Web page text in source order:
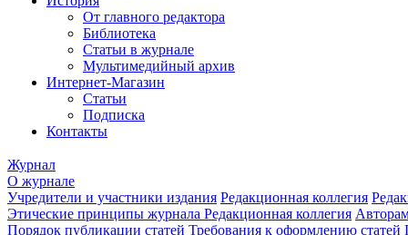
От главного редактора
Библиотека
Статьи в журнале
Мультимедийный архив
Интернет-Магазин
Статьи
Подписка
Контакты
Журнал
О журнале
Учредители и участники издания Редакционная коллегия
Этические принципы журнала Редакционная коллегия
Порядок публикации статей Требования к оформлению статей